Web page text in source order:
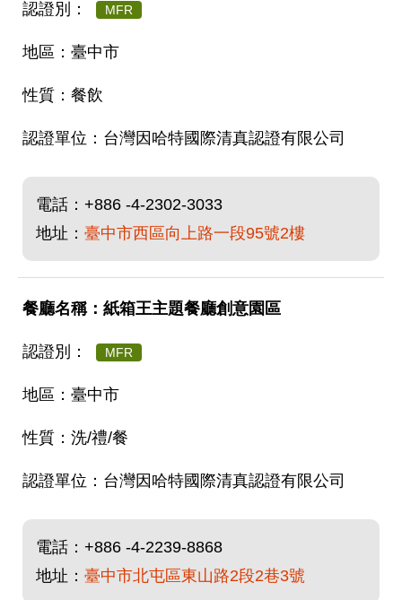
MFR
臺中市
餐飲
台灣因哈特國際清真認證有限公司
電話： +886 -4-2302-3033
地址： 臺中市西區向上路一段95號2樓
紙箱王主題餐廳創意園區
MFR
臺中市
洗/禮/餐
台灣因哈特國際清真認證有限公司
電話： +886 -4-2239-8868
地址： 臺中市北屯區東山路2段2巷3號